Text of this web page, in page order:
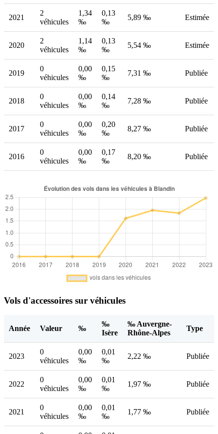
2021
2
véhicules
1,34
‰
0,13
‰
5,89 ‰ Estimée
2020
2
véhicules
1,14
‰
0,13
‰
5,54 ‰ Estimée
2019
0
véhicules
0,00
‰
0,15
‰
7,31 ‰ Publiée
2018
0
véhicules
0,00
‰
0,14
‰
7,28 ‰ Publiée
2017
0
véhicules
0,00
‰
0,20
‰
8,27 ‰ Publiée
2016
0
véhicules
0,00
‰
0,17
‰
8,20 ‰ Publiée
Vols d'accessoires sur véhicules
Année Valeur ‰
‰
Isère
‰ Auvergne-
Rhône-Alpes
Type
2023
0
véhicules
0,00
‰
0,01
‰
2,22 ‰ Publiée
2022
0
véhicules
0,00
‰
0,01
‰
1,97 ‰ Publiée
2021
0
véhicules
0,00
‰
0,01
‰
1,77 ‰ Publiée